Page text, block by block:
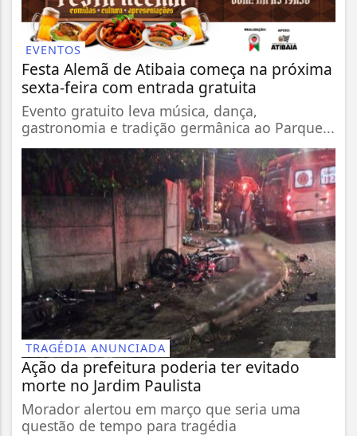
EVENTOS
Festa Alemã de Atibaia começa na próxima
sexta-feira com entrada gratuita
Evento gratuito leva música, dança,
gastronomia e tradição germânica ao Parque...
TRAGÉDIA ANUNCIADA
Ação da prefeitura poderia ter evitado
morte no Jardim Paulista
Morador alertou em março que seria uma
questão de tempo para tragédia